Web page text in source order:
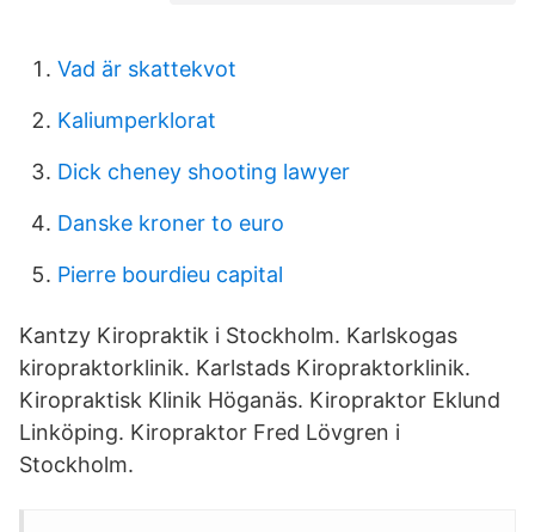
Vad är skattekvot
Kaliumperklorat
Dick cheney shooting lawyer
Danske kroner to euro
Pierre bourdieu capital
Kantzy Kiropraktik i Stockholm. Karlskogas
kiropraktorklinik. Karlstads Kiropraktorklinik.
Kiropraktisk Klinik Höganäs. Kiropraktor Eklund
Linköping. Kiropraktor Fred Lövgren i
Stockholm.